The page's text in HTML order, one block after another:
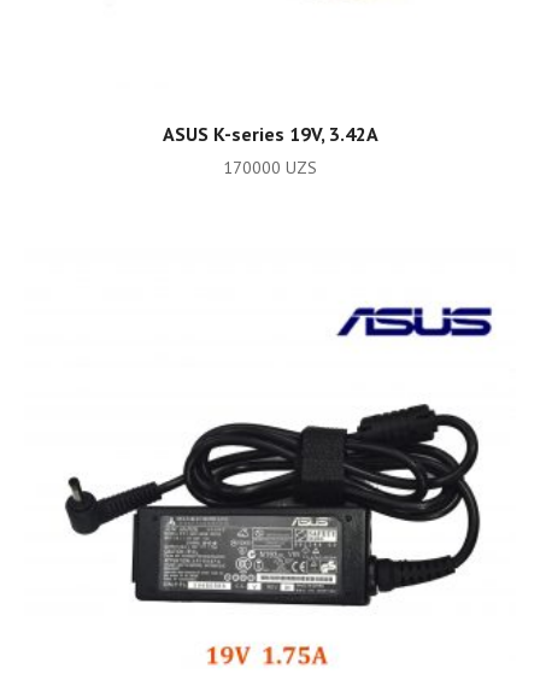
ADD TO CART
ASUS K-series 19V, 3.42A
170000 UZS